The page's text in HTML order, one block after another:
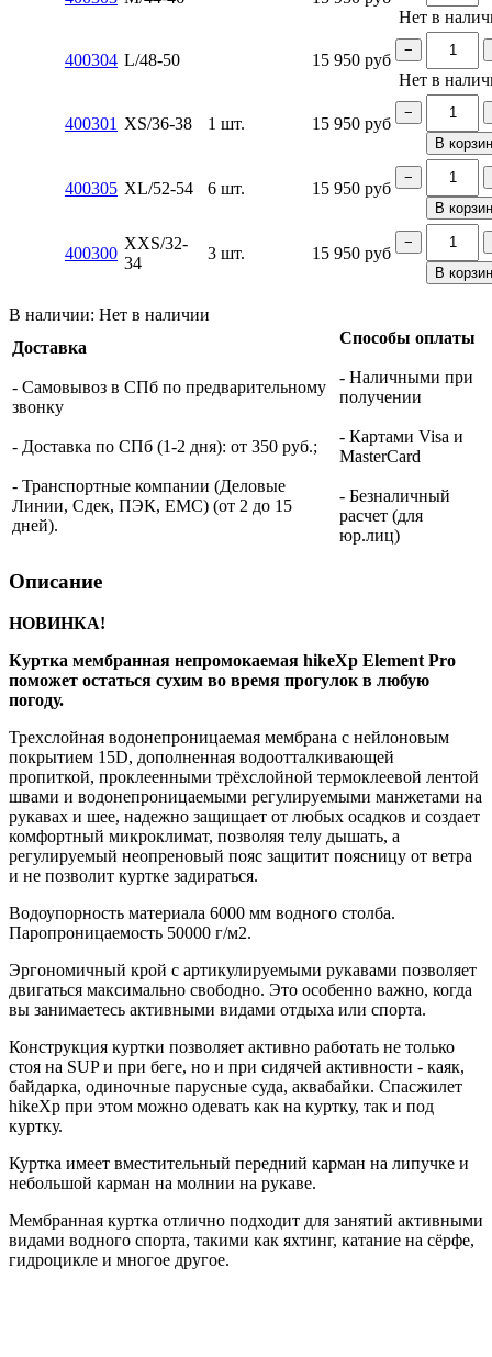
Нет в
400304 L/48-50 15 950 руб −
Нет в
400301 XS/36-38 1 шт. 15 950 руб
−
В
400305 XL/52-54 6 шт. 15 950 руб
−
В
400300
XXS/32-
34
3 шт. 15 950 руб
−
В
В наличии: Нет в наличии
Доставка
- Самовывоз в СПб по предварительному
звонку
- Доставка по СПб (1-2 дня): от 350 руб.;
- Транспортные компании (Деловые
Линии, Сдек, ПЭК, ЕМС) (от 2 до 15
дней).
Способы оплаты
- Наличными при
получении
- Картами Visa и
MasterCard
- Безналичный
расчет (для
юр.лиц)
Описание
НОВИНКА!
Куртка мембранная непромокаемая hikeXp Element Pro
поможет остаться сухим во время прогулок в любую
погоду.
Трехслойная водонепроницаемая мембрана с нейлоновым
покрытием 15D, дополненная водоотталкивающей
пропиткой, проклеенными трёхслойной термоклеевой лентой
швами и водонепроницаемыми регулируемыми манжетами на
рукавах и шее, надежно защищает от любых осадков и создает
комфортный микроклимат, позволяя телу дышать, а
регулируемый неопреновый пояс защитит поясницу от ветра
и не позволит куртке задираться.
Водоупорность материала 6000 мм водного столба.
Паропроницаемость 50000 г/м2.
Эргономичный крой с артикулируемыми рукавами позволяет
двигаться максимально свободно. Это особенно важно, когда
вы занимаетесь активными видами отдыха или спорта.
Конструкция куртки позволяет активно работать не только
стоя на SUP и при беге, но и при сидячей активности - каяк,
байдарка, одиночные парусные суда, аквабайки. Спасжилет
hikeXp при этом можно одевать как на куртку, так и под
куртку.
Куртка имеет вместительный передний карман на липучке и
небольшой карман на молнии на рукаве.
Мембранная куртка отлично подходит для занятий активными
видами водного спорта, такими как яхтинг, катание на сёрфе,
гидроцикле и многое другое.